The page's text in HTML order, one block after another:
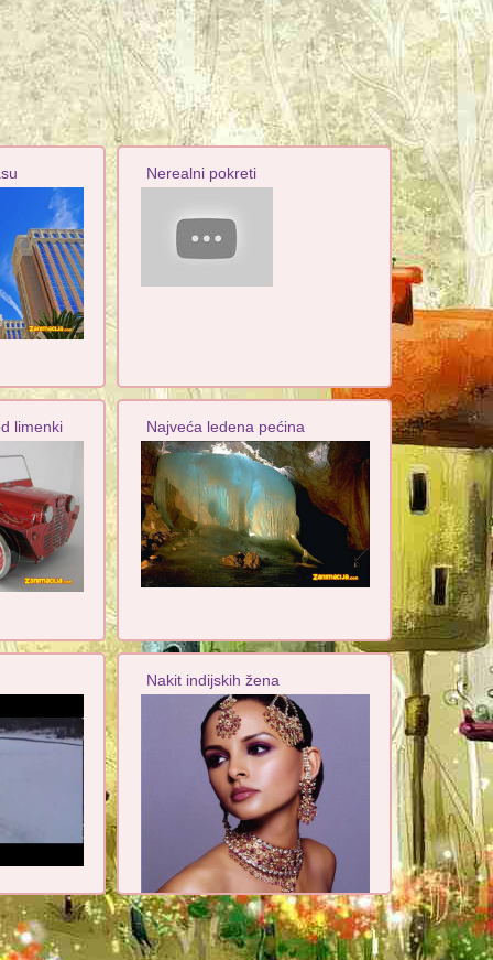
Nerealni pokreti
limenki Najveća ledena pećina
Nakit indijskih žena